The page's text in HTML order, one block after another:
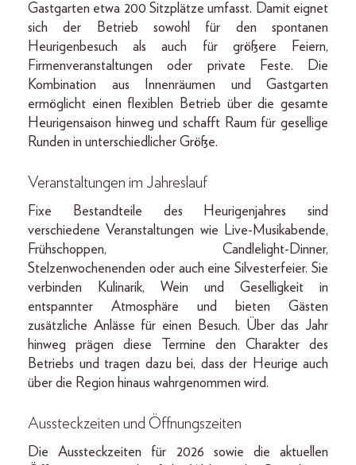
Gastgarten etwa 200 Sitzplätze umfasst. Damit eignet
sich der Betrieb sowohl für den spontanen
Heurigenbesuch als auch für größere Feiern,
Firmenveranstaltungen oder private Feste. Die
Kombination aus Innenräumen und Gastgarten
ermöglicht einen flexiblen Betrieb über die gesamte
Heurigensaison hinweg und schafft Raum für gesellige
Runden in unterschiedlicher Größe.
Veranstaltungen im Jahreslauf
Fixe Bestandteile des Heurigenjahres sind
verschiedene Veranstaltungen wie Live-Musikabende,
Frühschoppen, Candlelight-Dinner,
Stelzenwochenenden oder auch eine Silvesterfeier. Sie
verbinden Kulinarik, Wein und Geselligkeit in
entspannter Atmosphäre und bieten Gästen
zusätzliche Anlässe für einen Besuch. Über das Jahr
hinweg prägen diese Termine den Charakter des
Betriebs und tragen dazu bei, dass der Heurige auch
über die Region hinaus wahrgenommen wird.
Aussteckzeiten und Öffnungszeiten
Die Aussteckzeiten für 2026 sowie die aktuellen